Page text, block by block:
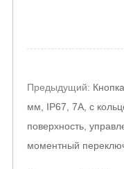
Post
navigation
Предыдущий:
мм, IP67, 7А, с
поверхность,
моментный